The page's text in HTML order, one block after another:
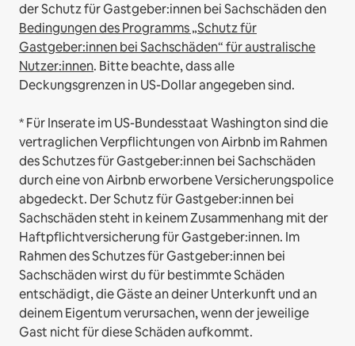
der Schutz für Gastgeber:innen bei Sachschäden den
Bedingungen des Programms „Schutz für
Gastgeber:innen bei Sachschäden“ für australische
Nutzer:innen. Bitte beachte, dass alle
Deckungsgrenzen in US-Dollar angegeben sind.
* Für Inserate im US-Bundesstaat Washington sind die
vertraglichen Verpflichtungen von Airbnb im Rahmen
des Schutzes für Gastgeber:innen bei Sachschäden
durch eine von Airbnb erworbene Versicherungspolice
abgedeckt. Der Schutz für Gastgeber:innen bei
Sachschäden steht in keinem Zusammenhang mit der
Haftpflichtversicherung für Gastgeber:innen. Im
Rahmen des Schutzes für Gastgeber:innen bei
Sachschäden wirst du für bestimmte Schäden
entschädigt, die Gäste an deiner Unterkunft und an
deinem Eigentum verursachen, wenn der jeweilige
Gast nicht für diese Schäden aufkommt.